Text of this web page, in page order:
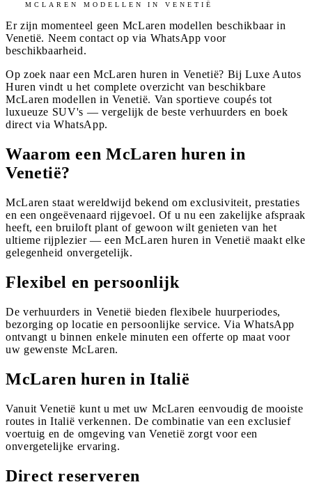
MCLAREN MODELLEN INVENETIË
Er zijn momenteel geen McLaren modellen beschikbaar in
Venetië. Neem contact op via WhatsApp voor
beschikbaarheid.
Op zoek naar een McLaren huren in Venetië? Bij Luxe Autos
Huren vindt u het complete overzicht van beschikbare
McLaren modellen in Venetië. Van sportieve coupés tot
luxueuze SUV's — vergelijk de beste verhuurders en boek
direct via WhatsApp.
Waarom een McLaren huren in
Venetië?
McLaren staat wereldwijd bekend om exclusiviteit, prestaties
en een ongeëvenaard rijgevoel. Of u nu een zakelijke afspraak
heeft, een bruiloft plant of gewoon wilt genieten van het
ultieme rijplezier — een McLaren huren in Venetië maakt elke
gelegenheid onvergetelijk.
Flexibel en persoonlijk
De verhuurders in Venetië bieden flexibele huurperiodes,
bezorging op locatie en persoonlijke service. Via WhatsApp
ontvangt u binnen enkele minuten een offerte op maat voor
uw gewenste McLaren.
McLaren huren in Italië
Vanuit Venetië kunt u met uw McLaren eenvoudig de mooiste
routes in Italië verkennen. De combinatie van een exclusief
voertuig en de omgeving van Venetië zorgt voor een
onvergetelijke ervaring.
Direct reserveren